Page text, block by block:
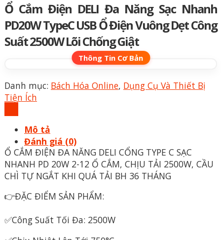
Ổ Cắm Điện DELI Đa Năng Sạc Nhanh
PD20W TypeC USB Ổ Điện Vuông Dẹt Công
Suất 2500W Lõi Chống Giật
Danh mục: Bách Hóa Online, Dụng Cụ Và Thiết Bị
Tiện Ích
Mô tả
Đánh giá (0)
Ổ CẮM ĐIỆN ĐA NĂNG DELI CỔNG TYPE C SẠC
NHANH PD 20W 2-12 Ổ CẮM, CHỊU TẢI 2500W, CẦU
CHÌ TỰ NGẮT KHI QUÁ TẢI BH 36 THÁNG
👉ĐẶC ĐIỂM SẢN PHẨM:
✅Công Suất Tối Đa: 2500W